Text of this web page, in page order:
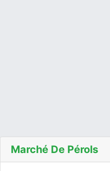
Marché De Pérols